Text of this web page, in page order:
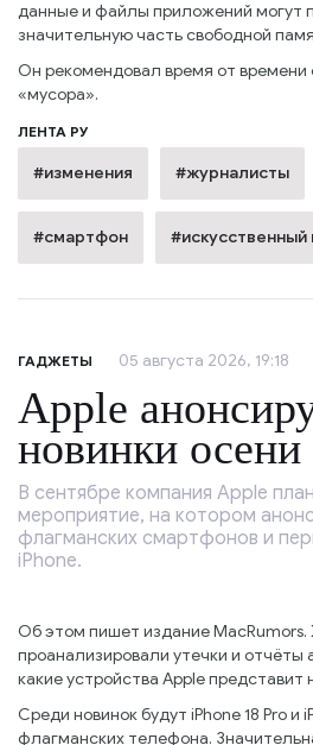
данные и файлы приложений могут
значительную часть свободной
Он рекомендовал время от времени
«мусора».
ЛЕНТА РУ
#изменения #журналисты
#смартфон #искусственный
ГАДЖЕТЫ 05 августа 2026, 19:18
Apple
новинки осени
В сентябре компания Apple
мероприятие, на котором
флагманских смартфонов и
iPhone.
Об этом пишет издание
проанализировали утечки и отчёты
какие устройства Apple представит
Среди новинок будут iPhone 18 Pro и
флагманских телефона.